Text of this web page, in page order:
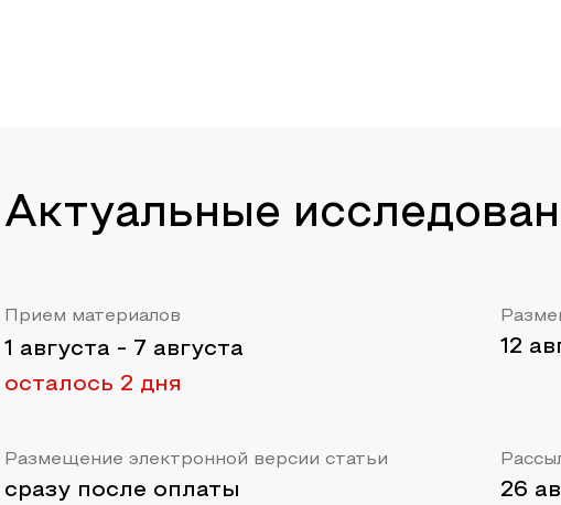
Актуальные
Прием материалов
1 августа - 7 августа
осталось 2 дня
12
Размещение электронной версии статьи
сразу после оплаты 26